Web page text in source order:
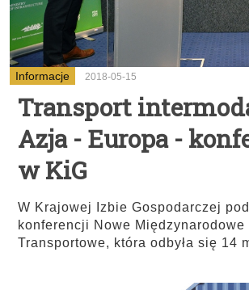
Informacje 2018-05-15
Transport
Azja - Europa -
w KiG
W Krajowej Izbie Gospodarczej
konferencji Nowe Międzynarodowe
Transportowe, która odbyła się 14